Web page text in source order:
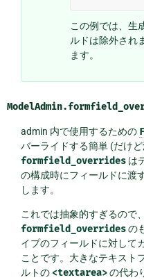
この例では、生
ルドは除外され
ます。
ModelAdmin.
admin 内で使用するための
バーライドする簡単 (だけど
formfield_overridesは
の構成時にフィールドに渡
します。
これでは抽象的すぎるので
formfield_overridesの
イプのフィールドに対して
ことです。大きなテキスト
ルトの <textarea>の代わ